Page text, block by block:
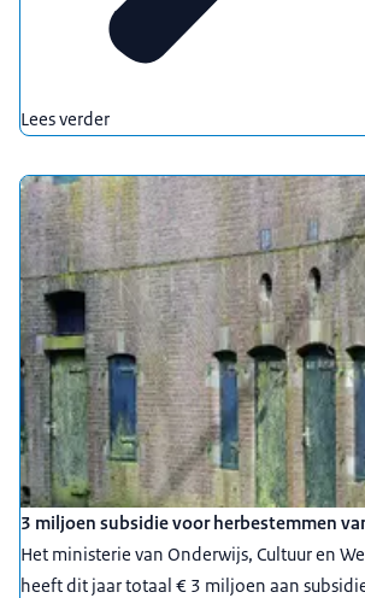
Lees verder
3 miljoen subsidie voor herbestemmen
Het ministerie van Onderwijs, Cultuur en
heeft dit jaar totaal € 3 miljoen aan